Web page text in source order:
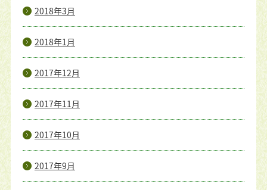
2018年3月
2018年1月
2017年12月
2017年11月
2017年10月
2017年9月